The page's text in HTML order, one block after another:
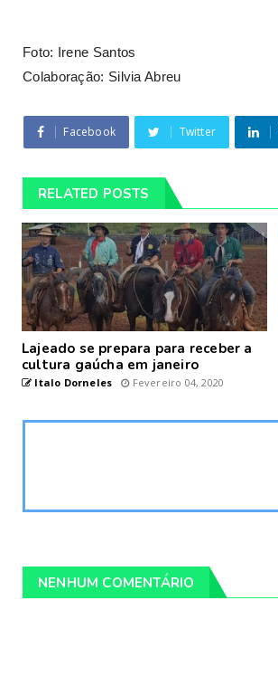
Foto: Irene Santos
Colaboração: Silvia Abreu
Facebook Twitter
RELATED POSTS
Lajeado se prepara para receber a
cultura gaúcha em janeiro
Italo Dorneles Fevereiro 04, 2020
NENHUM COMENTÁRIO